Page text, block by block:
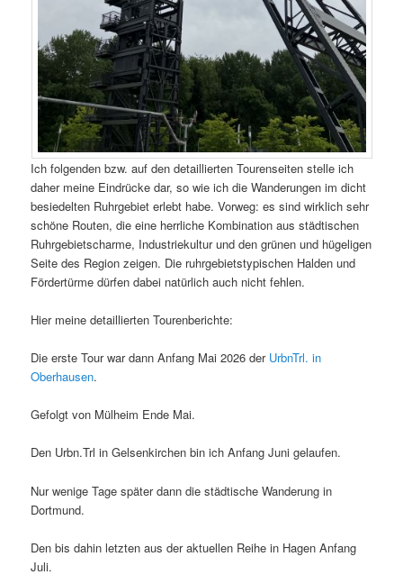
Ich folgenden bzw. auf den detaillierten Tourenseiten stelle ich
daher meine Eindrücke dar, so wie ich die Wanderungen im dicht
besiedelten Ruhrgebiet erlebt habe. Vorweg: es sind wirklich sehr
schöne Routen, die eine herrliche Kombination aus städtischen
Ruhrgebietscharme, Industriekultur und den grünen und hügeligen
Seite des Region zeigen. Die ruhrgebietstypischen Halden und
Fördertürme dürfen dabei natürlich auch nicht fehlen.
Hier meine detaillierten Tourenberichte:
Die erste Tour war dann Anfang Mai 2026 der UrbnTrl. in
Oberhausen.
Gefolgt von Mülheim Ende Mai.
Den Urbn.Trl in Gelsenkirchen bin ich Anfang Juni gelaufen.
Nur wenige Tage später dann die städtische Wanderung in
Dortmund.
Den bis dahin letzten aus der aktuellen Reihe in Hagen Anfang
Juli.